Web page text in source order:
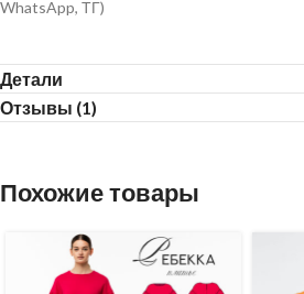
WhatsApp, ТГ)
Детали
Отзывы (1)
Похожие товары